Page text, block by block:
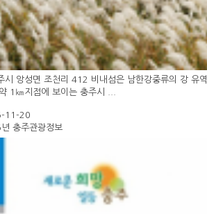
시 앙성면 조천리 412 비내섬은 남한강중류의 강 유
1㎞지점에 보이는 충주시 ...
11-20
충주관광정보